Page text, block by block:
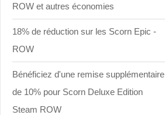
ROW et autres économies
18% de réduction sur les Scorn Epic -
ROW
Bénéficiez d'une remise supplémentaire
de 10% pour Scorn Deluxe Edition
Steam ROW